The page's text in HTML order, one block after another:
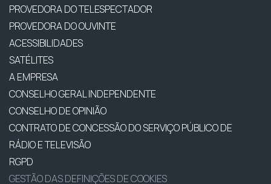
PROVEDORA DO TELESPECTADOR
PROVEDORA DO OUVINTE
ACESSIBILIDADES
SATÉLITES
A EMPRESA
CONSELHO GERAL INDEPENDENTE
CONSELHO DE OPINIÃO
CONTRATO DE CONCESSÃO DO SERVIÇO PÚBLICO DE
RÁDIO E TELEVISÃO
RGPD
GESTÃO DAS DEFINIÇÕES DE COOKIES